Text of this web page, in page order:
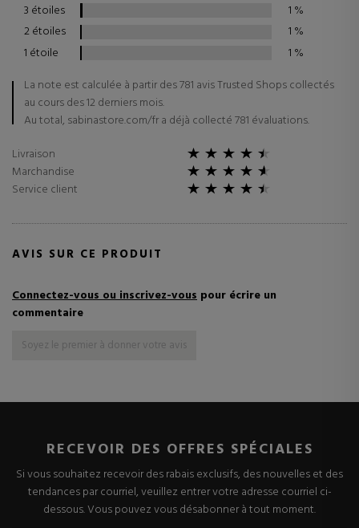
3 étoiles
1 %
2 étoiles
1 %
1 étoile
1 %
La note est calculée à partir des 781 avis Trusted Shops collectés
au cours des 12 derniers mois.
Au total, sabinastore.com/fr a déjà collecté 781 évaluations.
Livraison
Marchandise
Service client
AVIS SUR CE PRODUIT
Connectez-vous ou inscrivez-vous pour écrire un
commentaire
Soyez le premier à donner votre avis
RECEVOIR DES OFFRES SPÉCIALES
Si vous souhaitez recevoir des rabais exclusifs, des nouvelles et des
tendances par courriel, veuillez entrer votre adresse courriel ci-
dessous. Vous pouvez vous désabonner à tout moment.